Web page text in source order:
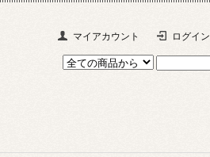
マイアカウント ログイン